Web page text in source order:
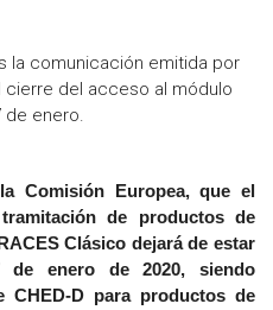
la comunicación emitida por
cierre del acceso al módulo
de enero.
Comisión Europea, que el
de productos de
Clásico dejará de estar
enero de 2020, siendo
CHED-D para productos de